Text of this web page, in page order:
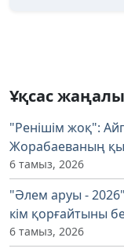
Ұқсас
"Ренішім жоқ":
Жорабаеваның
6 тамыз, 2026
"Әлем аруы -
кім қорғайтыны
6 тамыз, 2026